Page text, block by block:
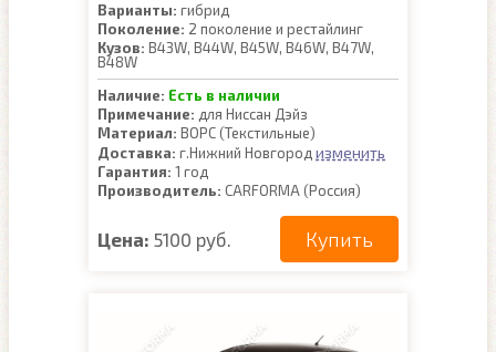
Варианты: гибрид
Поколение: 2 поколение и рестайлинг
Кузов: B43W, B44W, B45W, B46W, B47W,
B48W
Наличие: Есть в наличии
Примечание: для Ниссан Дэйз
Материал: ВОРС (Текстильные)
Доставка: г.Нижний Новгород изменить
Гарантия: 1 год
Производитель: CARFORMA (Россия)
Цена: 5100 руб. Купить